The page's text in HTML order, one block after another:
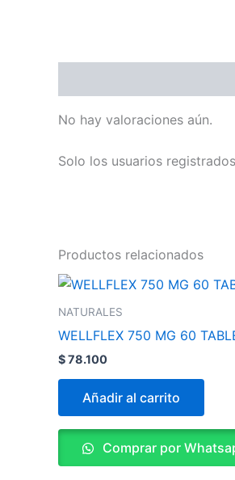
No hay valoraciones aún.
Solo los usuarios
Productos relacionados
NATURALES
WELLFLEX 750 MG 60
$78.100
Añadir al carrito
Comprar por